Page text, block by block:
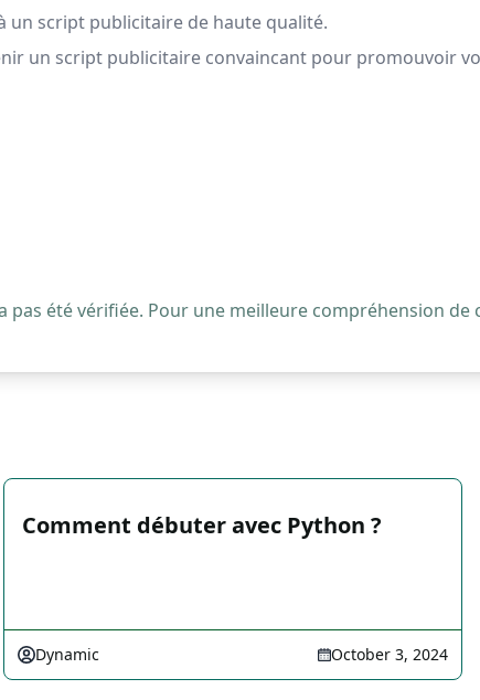
script publicitaire de haute qualité.
un script publicitaire convaincant pour promouvoir
pas été vérifiée. Pour une meilleure compréhension
Comment débuter avec Python ?
Dynamic October 3, 2024